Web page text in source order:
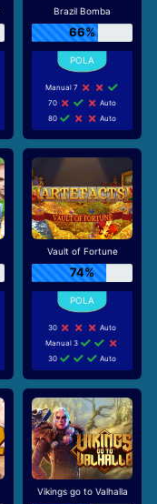
Brazil Bomba
66%
Manual 7
70
Auto
80
Auto
Vault of Fortune
74%
30
Auto
Manual 3
30
Auto
Vikings go to Valhalla